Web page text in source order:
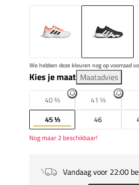
We hebben deze kleuren nog op voorraad
Kies je maat Maatadvies
40 ⅔ 41 ⅓
45 ⅓
46
Nog maar 2 beschikbaar!
Vandaag voor 22:00